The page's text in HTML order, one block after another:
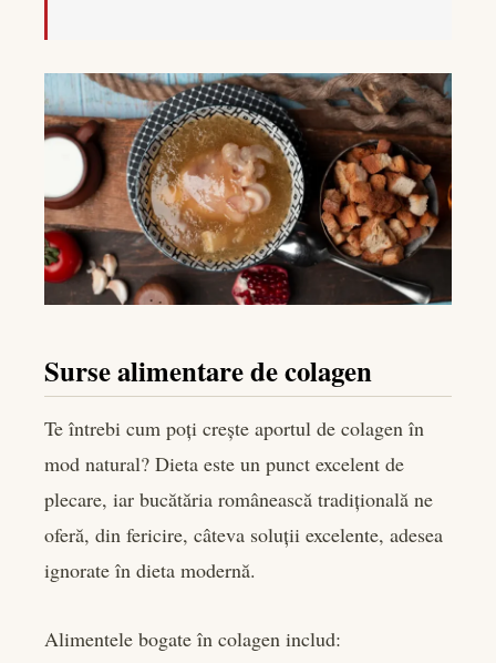
Surse alimentare de colagen
Te întrebi cum poți crește aportul de colagen în
mod natural? Dieta este un punct excelent de
plecare, iar bucătăria românească tradițională ne
oferă, din fericire, câteva soluții excelente, adesea
ignorate în dieta modernă.
Alimentele bogate în colagen includ: